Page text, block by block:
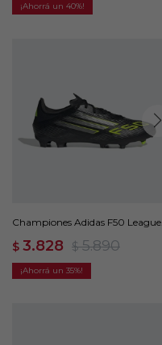
40
Championes Adidas F50 League
$ 3.828 $ 5.890
35